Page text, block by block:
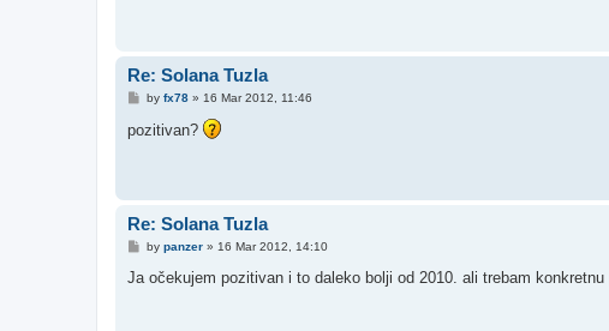
Re: Solana Tuzla
P
s
by fx78» 16 Mar 2012, 11:46
pozitivan?
Re: Solana Tuzla
P
s
by panzer» 16 Mar 2012, 14:10
Ja očekujem pozitivan i to daleko bolji od 2010. ali trebam